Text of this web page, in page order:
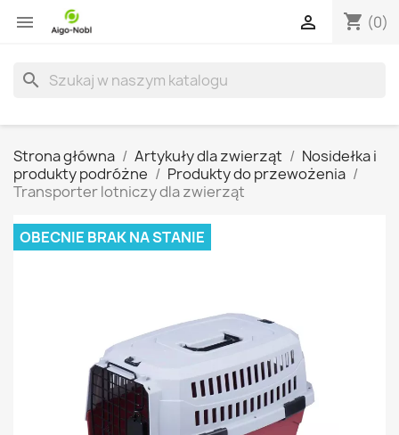
 shopping_cart (0)

search
Strona główna Artykuły dla zwierząt
Nosidełka i
produkty podróżne
Produkty do przewożenia
Transporter lotniczy dla zwierząt
OBECNIE BRAK NA STANIE